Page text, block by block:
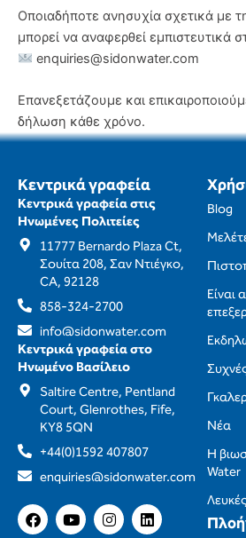
Οποιαδήποτε ανησυχία σχετικά με
μπορεί να αναφερθεί εμπιστευτικά
enquiries@sidonwater.com
Επανεξετάζουμε και
δήλωση κάθε χρόνο.
Κεντρικά γραφεία
Κεντρικά γραφεία στις
Ηνωμένες Πολιτείες
11777 Bernardo Plaza Ct,
Σουίτα 208, Σαν Ντιέγκο,
CA, 92128
858-324-2700
info@sidonwater.com
Κεντρικά γραφεία στο
Ηνωμένο Βασίλειο
Saltire Centre, Pentland
Court, Glenrothes, Fife,
KY8 5QN
+44(0)1592 407807
enquiries@sidonwater.com
F
a
Y
o
I
n
L
i
Blog
Είναι
Νέα
Η
Water